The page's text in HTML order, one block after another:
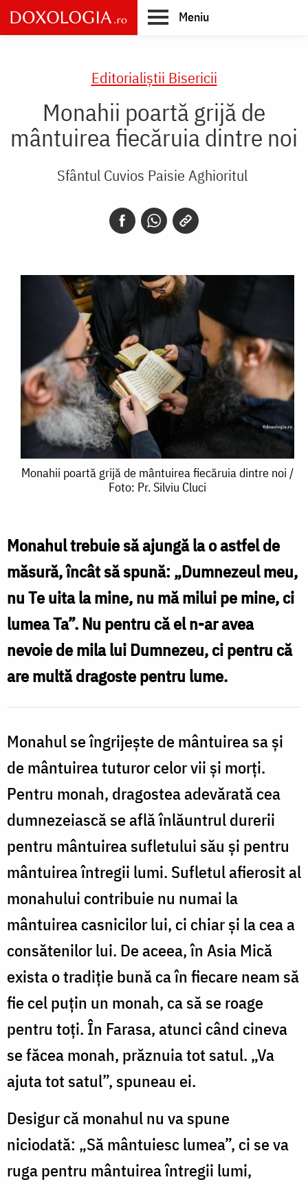
Skip
to
main
Meniu
Editorialiștii Bisericii
Monahii poartă grijă de
mântuirea fiecăruia dintre noi
Sfântul Cuvios Paisie Aghioritul
Monahii
de
mântuirea
fiecăruia
dintre
/
Foto:
Pr.
Silviu
Cluci
Monahii poartă grijă de mântuirea fiecăruia dintre noi /
Foto: Pr. Silviu Cluci
Monahul trebuie să ajungă la o astfel de
măsură, încât să spună: „Dumne­zeul meu,
nu Te uita la mine, nu mă milui pe mine, ci
lumea Ta”. Nu pentru că el n-ar avea
nevoie de mila lui Dumnezeu, ci pentru că
are multă dragoste pentru lume.
Monahul se îngrijeşte de mântuirea sa şi
de mântuirea tuturor celor vii şi morţi.
Pentru monah, dragostea adevărată cea
dumnezeiască se află înlăuntrul durerii
pentru mântuirea sufletului său şi pen­tru
mântuirea întregii lumi. Sufletul afierosit al
mo­nahului contribuie nu numai la
mântuirea casnicilor lui, ci chiar şi la cea a
consătenilor lui. De aceea, în Asia Mică
exista o tradiţie bună ca în fiecare neam să
fie cel puţin un monah, ca să se roage
pentru toţi. În Farasa, atunci când cineva
se făcea monah, prăznuia tot satul. „Va
ajuta tot satul”, spuneau ei.
Desigur că monahul nu va spune
niciodată: „Să mântuiesc lumea”, ci se va
ruga pentru mântuirea întregii lumi,